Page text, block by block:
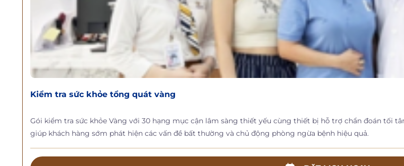
Kiểm tra sức khỏe tổng quát vàng
Gói kiểm tra sức khỏe Vàng với 30 hạng mục cận lâm sàng thiết yếu cùng thiết bị hỗ trợ chẩn đoán tối
giúp khách hàng sớm phát hiện các vấn đề bất thường và chủ động phòng ngừa bệnh hiệu quả.